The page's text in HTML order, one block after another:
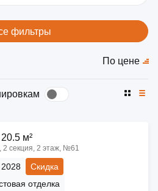
фильтры
По цене
м²
2 секция, 2 этаж, №61
2028
Скидка
отделка